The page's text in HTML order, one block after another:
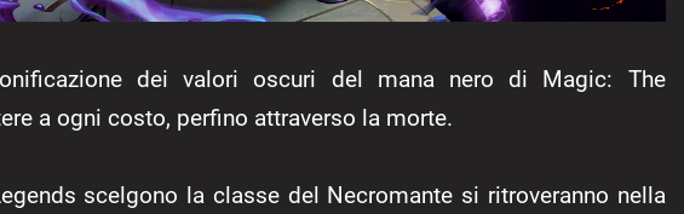
dei valori oscuri del mana nero di Magic: The
a ogni costo, perfino attraverso la morte.
scelgono la classe del Necromante si ritroveranno nella